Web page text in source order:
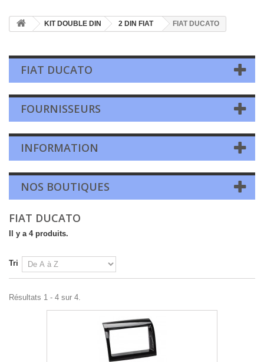
KIT DOUBLE DIN 2 DIN FIAT FIAT DUCATO
FIAT DUCATO
FOURNISSEURS
INFORMATION
NOS BOUTIQUES
FIAT DUCATO
Il y a 4 produits.
Tri
Résultats 1 - 4 sur 4.